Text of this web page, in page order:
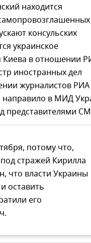
находится
консульских
украинское
Киева в отношении
иностранных дел
журналистов РИА
направило в МИД
представителями
потому что,
стражей Кирилла
что власти Украины
оставить
его